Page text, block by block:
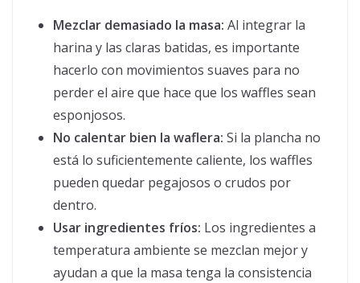
Mezclar demasiado la masa: Al integrar la
harina y las claras batidas, es importante
hacerlo con movimientos suaves para no
perder el aire que hace que los waffles sean
esponjosos.
No calentar bien la waflera: Si la plancha no
está lo suficientemente caliente, los waffles
pueden quedar pegajosos o crudos por
dentro.
Usar ingredientes fríos: Los ingredientes a
temperatura ambiente se mezclan mejor y
ayudan a que la masa tenga la consistencia